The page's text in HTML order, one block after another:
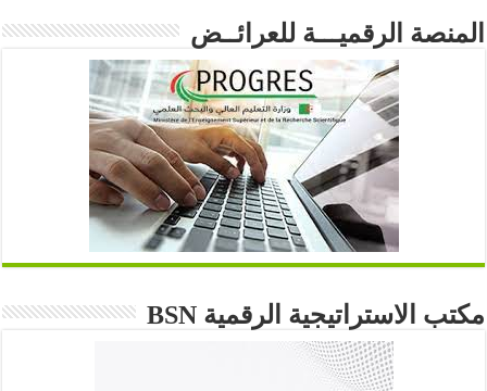
المنصة الرقميـــة للعرائــض
مكتب الاستراتيجية الرقمية BSN